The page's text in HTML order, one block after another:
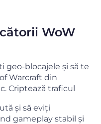
WoW
geo-blocajele și să te
Warcraft din
Criptează traficul
și să eviți
gameplay stabil și